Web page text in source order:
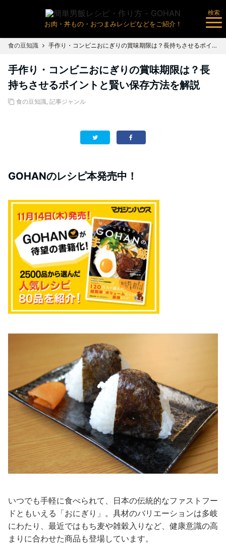
お肉・丼もの・おつまみレシピなどをご紹介！
検索
食の豆知識 手作り・コンビニおにぎりの賞味期限は？長持ちさせるポイントと賢い保存方法を解説
手作り・コンビニおにぎりの賞味期限は？長
持ちさせるポイントと賢い保存方法を解説
食の豆知識, 記事ジャンル
GOHANのレシピ本発売中！
いつでも手軽に食べられて、日本の伝統的なファストフー
ドともいえる「おにぎり」。具材のバリエーションは多岐
にわたり、最近ではもち麦や雑穀入りなど、健康意識の高
まりに合わせた商品も登場しています。